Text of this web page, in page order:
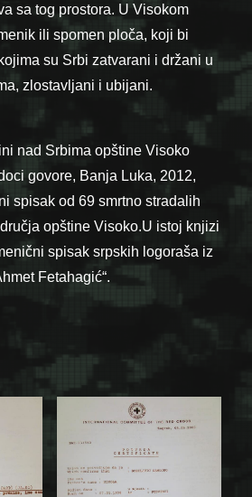
sa tog prostora. U Visokom
ili spomen ploča, koji bi
su Srbi zatvarani i držani u
zlostavljani i ubijani.
nad Srbima opštine Visoko
govore, Banja Luka, 2012,
spisak od 69 smrtno stradalih
opštine Visoko.U istoj knjizi
spisak srpskih logoraša iz
Fetahagić“.